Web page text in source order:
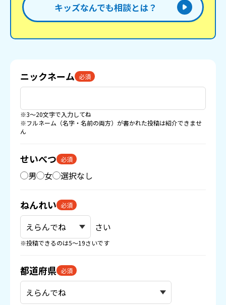
キッズなんでも相談とは？
ニックネーム 必須
※3〜20文字で入力してね
※フルネーム（名字・名前の両方）が書かれた投稿は紹介できませ
ん
せいべつ 必須
男 女 選択なし
ねんれい 必須
さい
※投稿できるのは5〜19さいです
都道府県 必須